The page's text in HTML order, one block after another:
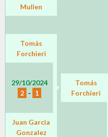
Mullen
Tomás
Forchieri
29/10/2024
2 - 1
Tomás
Forchieri
Juan Garcia
Gonzalez